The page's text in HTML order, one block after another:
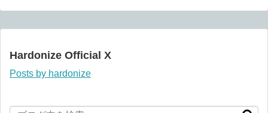
Hardonize Official X
Posts by hardonize